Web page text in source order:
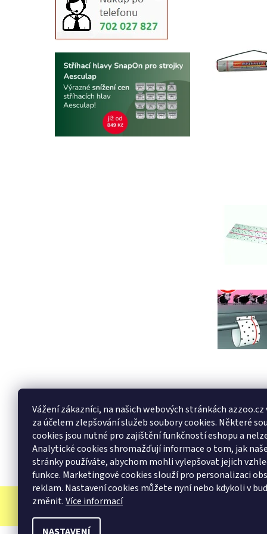
Buďte první,
Přidat
Buďte první,
Přidat
Vážení zákazníci, na našich webových stránkách azzoo.cz
za účelem zlepšování služeb soubory cookies. Některé
cookies jsou nutné pro zajištění funkčností eshopu a
Analytické cookies shromažďují informace o tom, jak
stránky používáte, abychom mohli vylepšovat jejich
funkce. Marketingové cookies slouží pro personalizaci
reklam. Nastavení cookies můžete nyní nebo kdykoli v
změnit.Více informací